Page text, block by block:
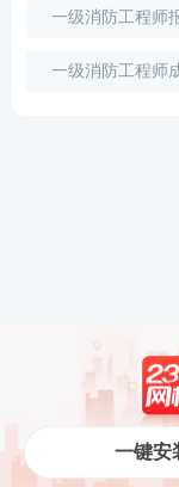
一级消防工程师
一级消防工程师
一键安